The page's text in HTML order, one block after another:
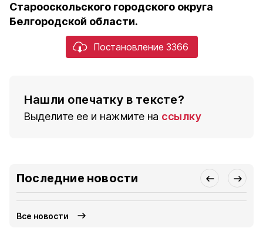
Старооскольского городского округа
Белгородской области.
Постановление 3366
Нашли опечатку в тексте?
Выделите ее и нажмите на ссылку
Последние новости
Все новости